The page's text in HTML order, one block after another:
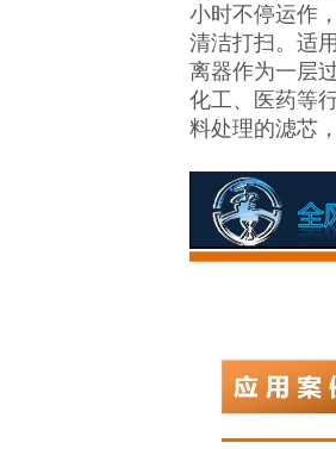
小时不停运作
清洁打扫。适
离器作为一层
化工、医药等
料处理的滤芯